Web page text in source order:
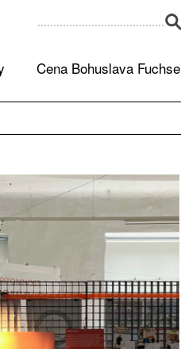
Cena Bohuslava Fuchse